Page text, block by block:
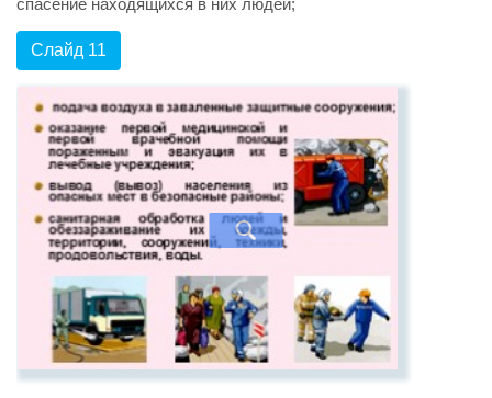
спасение находящихся в них людей;
Слайд 11